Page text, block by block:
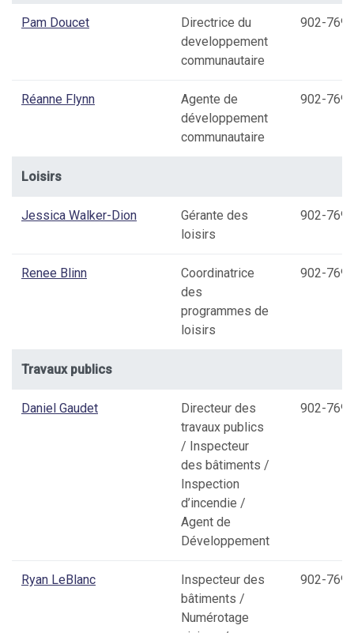
Pam Doucet
Directrice du
developpement
communautaire
902-
Réanne Flynn
Agente de
développement
communautaire
902-
Loisirs
Jessica Walker-Dion
Gérante des
loisirs
902-
Renee Blinn
Coordinatrice
des
programmes de
loisirs
902-
Travaux publics
Daniel Gaudet
Directeur des
travaux publics
/ Inspecteur
des bâtiments /
Inspection
d’incendie /
Agent de
Développement
902-
Ryan LeBlanc
Inspecteur des
bâtiments /
Numérotage
902-